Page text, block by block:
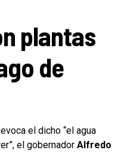
plantas
de
el dicho “el agua
el gobernador Alfredo